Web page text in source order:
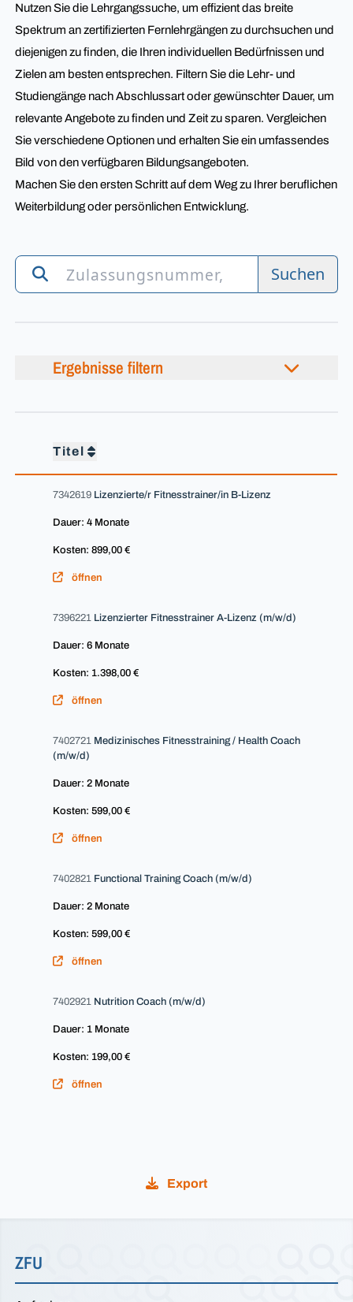
Nutzen Sie die Lehrgangssuche, um effizient das breite
Spektrum an zertifizierten Fernlehrgängen zu durchsuchen und
diejenigen zu finden, die Ihren individuellen Bedürfnissen und
Zielen am besten entsprechen. Filtern Sie die Lehr- und
Studiengänge nach Abschlussart oder gewünschter Dauer, um
relevante Angebote zu finden und Zeit zu sparen. Vergleichen
Sie verschiedene Optionen und erhalten Sie ein umfassendes
Bild von den verfügbaren Bildungsangeboten.
Machen Sie den ersten Schritt auf dem Weg zu Ihrer beruflichen
Weiterbildung oder persönlichen Entwicklung.
Suchen
Ergebnisse filtern
Titel
7342619 Lizenzierte/r Fitnesstrainer/in B-Lizenz
Dauer: 4 Monate
Kosten: 899,00 €
öffnen
7396221 Lizenzierter Fitnesstrainer A-Lizenz (m/w/d)
Dauer: 6 Monate
Kosten: 1.398,00 €
öffnen
7402721 Medizinisches Fitnesstraining / Health Coach
(m/w/d)
Dauer: 2 Monate
Kosten: 599,00 €
öffnen
7402821 Functional Training Coach (m/w/d)
Dauer: 2 Monate
Kosten: 599,00 €
öffnen
7402921 Nutrition Coach (m/w/d)
Dauer: 1 Monate
Kosten: 199,00 €
öffnen
Export
ZFU